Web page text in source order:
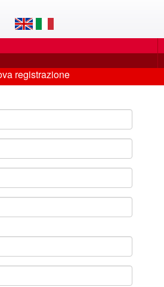
registrazione